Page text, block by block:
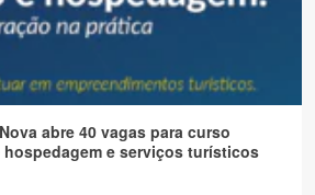
abre 40 vagas para curso
e serviços turísticos